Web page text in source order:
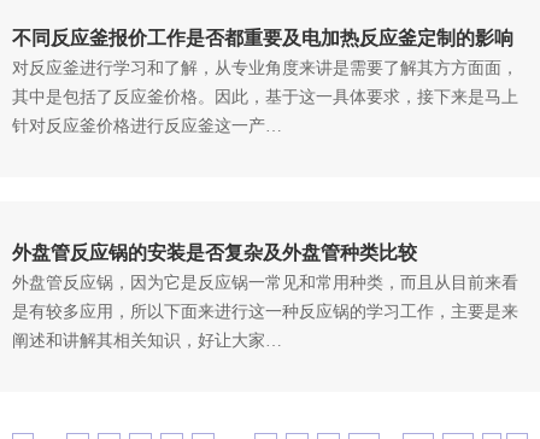
不同反应釜报价工作是否都重要及电加热反应釜定制的影响
对反应釜进行学习和了解，从专业角度来讲是需要了解其方方面面，
其中是包括了反应釜价格。因此，基于这一具体要求，接下来是马上
针对反应釜价格进行反应釜这一产…
外盘管反应锅的安装是否复杂及外盘管种类比较
外盘管反应锅，因为它是反应锅一常见和常用种类，而且从目前来看
是有较多应用，所以下面来进行这一种反应锅的学习工作，主要是来
阐述和讲解其相关知识，好让大家…